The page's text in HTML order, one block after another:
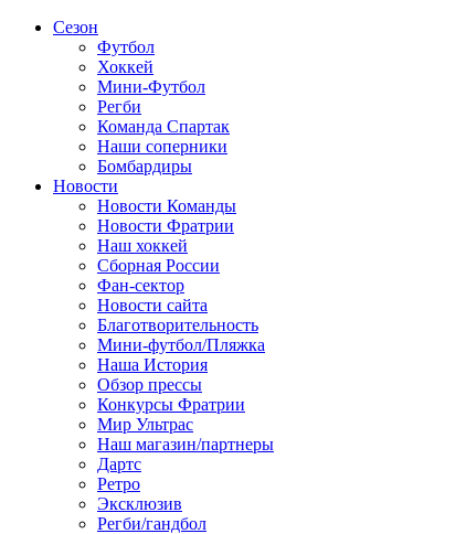
Сезон
Футбол
Хоккей
Мини-Футбол
Регби
Команда Спартак
Наши соперники
Бомбардиры
Новости
Новости Команды
Новости Фратрии
Наш хоккей
Сборная России
Фан-cектор
Новости сайта
Благотворительность
Мини-футбол/Пляжка
Наша История
Обзор прессы
Конкурсы Фратрии
Мир Ультрас
Наш магазин/партнеры
Дартс
Ретро
Эксклюзив
Регби/гандбол